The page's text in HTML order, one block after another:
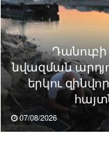
նվազման
երկու
07/08/2026